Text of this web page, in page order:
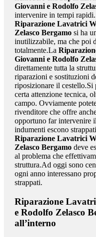
Giovanni e Rodolfo
intervenire in tempi
Riparazione Lavatrici
Zelasco Bergamosi ha
inutilizzabile, ma che poi
totalmente.La
Giovanni e Rodolfo
direttamente tutta la
riparazioni e sostituzioni
riposizionare il cestello.Si
certa attenzione tecnica,
campo. Ovviamente
rivenditore che offre
opportuno far intervenire
indumenti escono
Riparazione Lavatrici
Zelasco Bergamodeve
al problema che
struttura.Ad oggi sono
ogni anno interessano
strappati.
Riparazione
e Rodolfo Zelasco
all’interno